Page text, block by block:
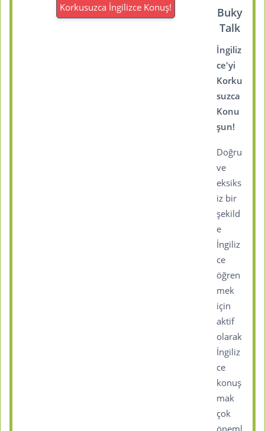
Korkusuzca İngilizce Konuş!
Buky
Talk
İngiliz
ce'yi
Korku
suzca
Konu
şun!
Doğru
ve
eksiks
iz bir
şekild
e
İngiliz
ce
öğren
mek
için
aktif
olarak
İngiliz
ce
konuş
mak
çok
öneml